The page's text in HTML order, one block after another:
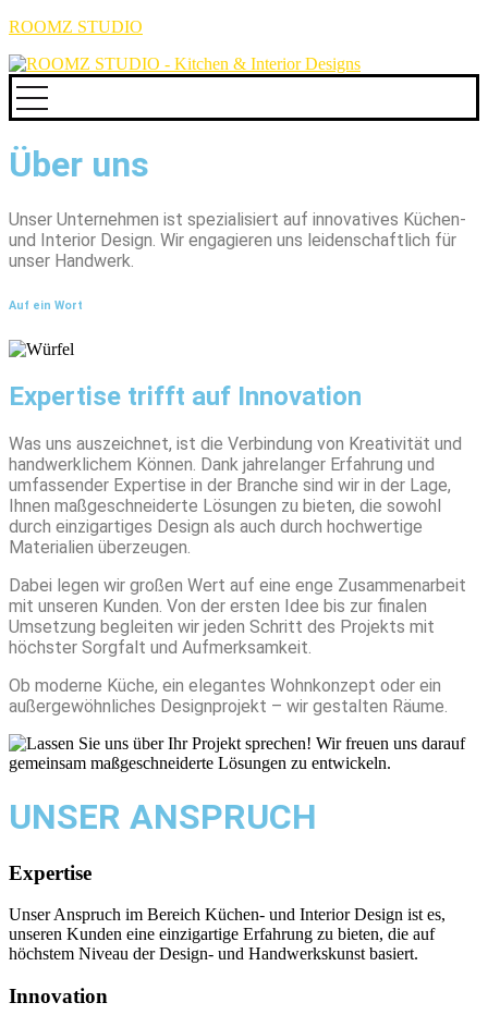
ROOMZ STUDIO
Über uns
Unser Unternehmen ist spezialisiert auf innovatives Küchen-
und Interior Design. Wir engagieren uns leidenschaftlich für
unser Handwerk.
Auf ein Wort
Expertise trifft auf Innovation
Was uns auszeichnet, ist die Verbindung von Kreativität und
handwerklichem Können. Dank jahrelanger Erfahrung und
umfassender Expertise in der Branche sind wir in der Lage,
Ihnen maßgeschneiderte Lösungen zu bieten, die sowohl
durch einzigartiges Design als auch durch hochwertige
Materialien überzeugen.
Dabei legen wir großen Wert auf eine enge Zusammenarbeit
mit unseren Kunden. Von der ersten Idee bis zur finalen
Umsetzung begleiten wir jeden Schritt des Projekts mit
höchster Sorgfalt und Aufmerksamkeit.
Ob moderne Küche, ein elegantes Wohnkonzept oder ein
außergewöhnliches Designprojekt – wir gestalten Räume.
UNSER ANSPRUCH
Expertise
Unser Anspruch im Bereich Küchen- und Interior Design ist es,
unseren Kunden eine einzigartige Erfahrung zu bieten, die auf
höchstem Niveau der Design- und Handwerkskunst basiert.
Innovation